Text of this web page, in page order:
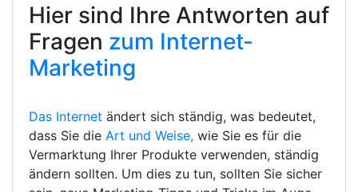
Hier sind Ihre Antworten auf
Fragen zum Internet-
Marketing
Das Internet ändert sich ständig, was bedeutet,
dass Sie die Art und Weise, wie Sie es für die
Vermarktung Ihrer Produkte verwenden, ständig
ändern sollten. Um dies zu tun, sollten Sie sicher